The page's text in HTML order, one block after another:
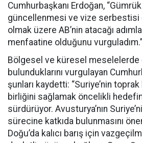
Cumhurbaşkanı Erdoğan,
güncellenmesi ve vize serbestisi
olmak üzere AB’nin atacağı
menfaatine olduğunu
Bölgesel ve küresel meselelerde
bulunduklarını vurgulayan
şunları kaydetti: “Suriye’nin
birliğini sağlamak öncelikli
sürdürüyor. Avusturya’nın
sürecine katkıda bulunmasını
Doğu’da kalıcı barış için